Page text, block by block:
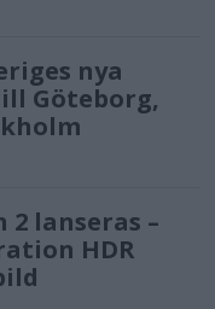
nya
Göteborg,
2 lanseras –
HDR